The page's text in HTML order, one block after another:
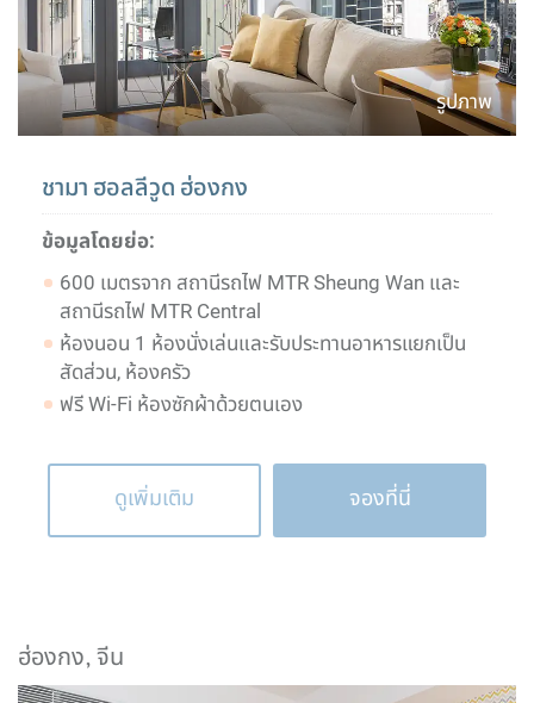
รูปภาพ
ชามา ฮอลลีวูด ฮ่องกง
ข้อมูลโดยย่อ:
600 เมตรจาก สถานีรถไฟ MTR Sheung Wan และ
สถานีรถไฟ MTR Central
ห้องนอน 1 ห้องนั่งเล่นและรับประทานอาหารแยกเป็น
สัดส่วน, ห้องครัว
ฟรี Wi-Fi ห้องซักผ้าด้วยตนเอง
ดูเพิ่มเติม จองที่นี่
ฮ่องกง, จีน